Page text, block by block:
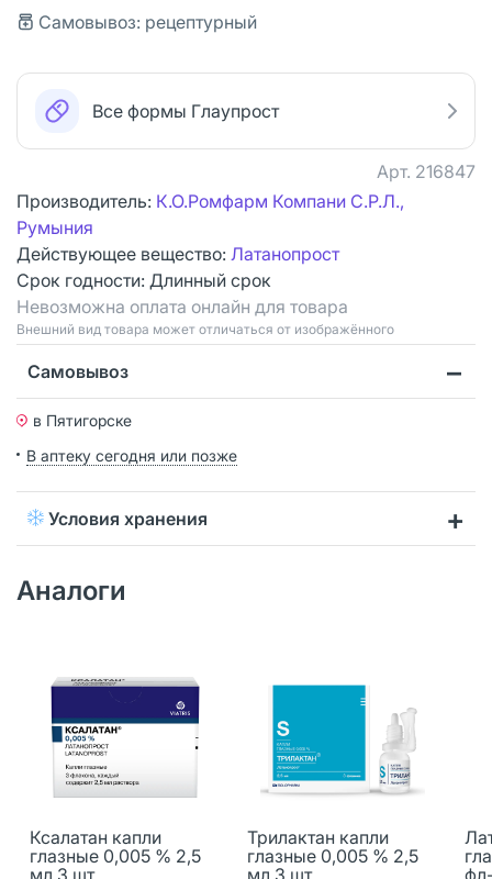
Самовывоз: рецептурный
Все формы Глаупрост
Арт. 216847
Производитель: К.О.Ромфарм Компани С.Р.Л.,
Румыния
Действующее вещество: Латанопрост
Срок годности: Длинный срок
Невозможна оплата онлайн для товара
Bнешний вид товара может отличаться от изображённого
Самовывоз
в Пятигорске
В аптеку сегодня или позже
Условия хранения
Аналоги
Ксалатан капли
глазные 0,005 % 2,5
мл 3 шт
Трилактан капли
глазные 0,005 % 2,5
мл 3 шт